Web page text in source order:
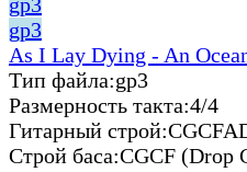
gp3
As I Lay Dying - An
Тип файла:gp3
Размерность такта:4/4
Гитарный строй:
Строй баса:CGCF (Drop